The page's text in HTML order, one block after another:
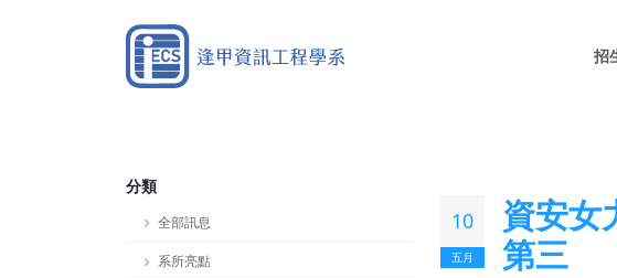
招
分類
全部訊息
系所亮點
10
五月
資安女
第三